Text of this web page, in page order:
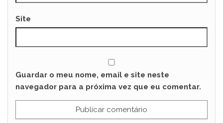
Site
Guardar o meu nome, email e site neste
navegador para a próxima vez que eu comentar.